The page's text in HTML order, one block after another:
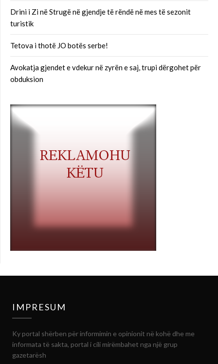
Drini i Zi në Strugë në gjendje të rëndë në mes të sezonit
turistik
Tetova i thotë JO botës serbe!
Avokatja gjendet e vdekur në zyrën e saj, trupi dërgohet për
obduksion
IMPRESUM
Ky portal shërben për informimin e opinionit në kohë dhe me
informata të sakta, portal i cili mirëmbahet nga një grup
gazetarësh